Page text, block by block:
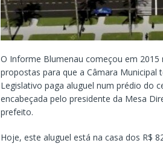
O Informe Blumenau começou em
propostas para que a Câmara
Legislativo paga aluguel num prédio do
encabeçada pelo presidente da Mesa
prefeito.
Hoje, este aluguel está na casa dos R$